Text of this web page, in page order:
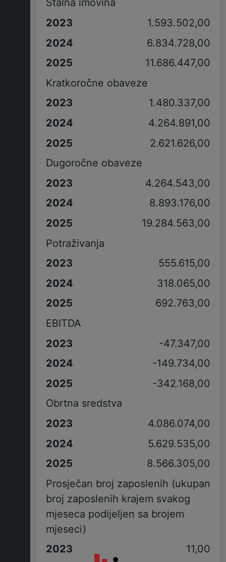
Stalna imovina
1.593.502,00
6.834.728,00
11.686.447,00
Kratkoročne obaveze
1.480.337,00
4.264.891,00
2.621.626,00
Dugoročne obaveze
4.264.543,00
8.893.176,00
19.284.563,00
Potraživanja
555.615,00
318.065,00
692.763,00
EBITDA
-47.347,00
-149.734,00
-342.168,00
Obrtna sredstva
4.086.074,00
5.629.535,00
8.566.305,00
Prosječan broj zaposlenih (ukupan
broj zaposlenih krajem svakog
mjeseca podijeljen sa brojem
mjeseci)
11,00